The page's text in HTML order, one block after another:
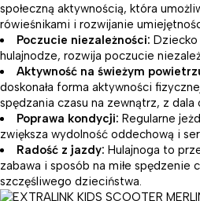
społeczną aktywnością, która
rówieśnikami i rozwijanie
Poczucie niezależności: Dziecko
hulajnodze, rozwija poczucie
Aktywność na świeżym
doskonała forma aktywności
spędzania czasu na zewnątrz, z
Poprawa kondycji: Regularne
zwiększa wydolność oddechową i
Radość z jazdy: Hulajnoga to
zabawa i sposób na miłe spędzenie
szczęśliwego dzieciństwa.